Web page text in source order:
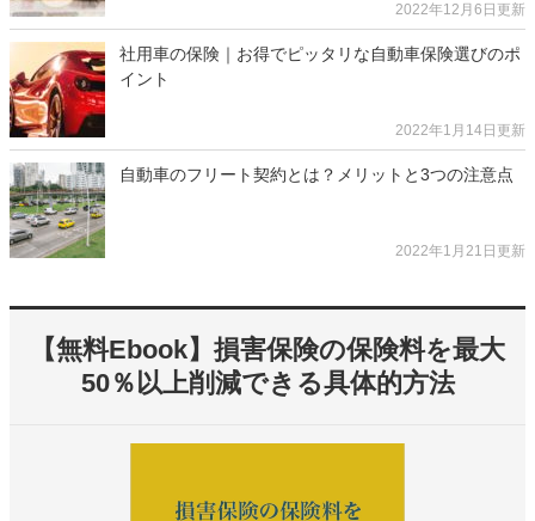
2022年12月6日更新
社用車の保険｜お得でピッタリな自動車保険選びのポ
イント
2022年1月14日更新
自動車のフリート契約とは？メリットと3つの注意点
2022年1月21日更新
【無料Ebook】損害保険の保険料を最大
50％以上削減できる具体的方法